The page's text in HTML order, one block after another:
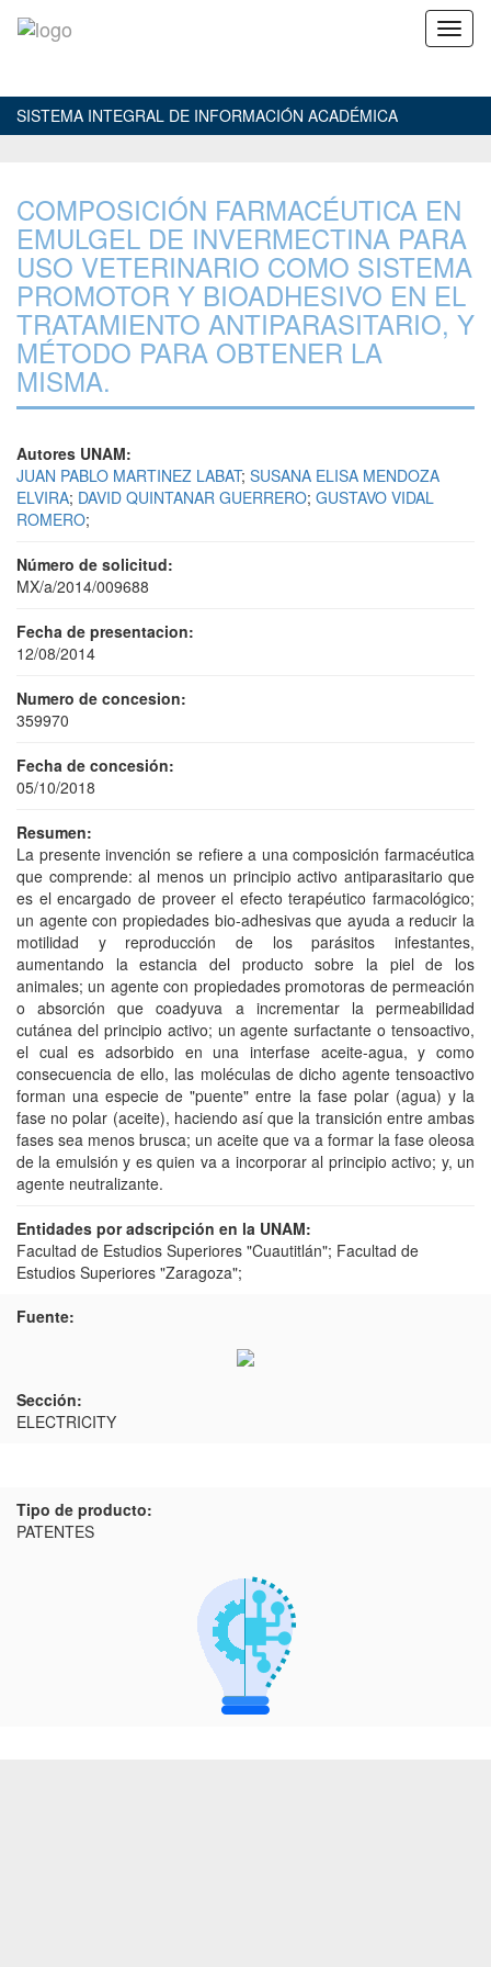
SISTEMA INTEGRAL DE INFORMACIÓN ACADÉMICA
COMPOSICIÓN FARMACÉUTICA EN
EMULGEL DE INVERMECTINA PARA
USO VETERINARIO COMO SISTEMA
PROMOTOR Y BIOADHESIVO EN EL
TRATAMIENTO ANTIPARASITARIO, Y
MÉTODO PARA OBTENER LA
MISMA.
Autores UNAM:
JUAN PABLO MARTINEZ LABAT; SUSANA ELISA MENDOZA
ELVIRA; DAVID QUINTANAR GUERRERO; GUSTAVO VIDAL
ROMERO;
Número de solicitud:
MX/a/2014/009688
Fecha de presentacion:
12/08/2014
Numero de concesion:
359970
Fecha de concesión:
05/10/2018
Resumen:
La presente invención se refiere a una composición farmacéutica
que comprende: al menos un principio activo antiparasitario que
es el encargado de proveer el efecto terapéutico farmacológico;
un agente con propiedades bio-adhesivas que ayuda a reducir la
motilidad y reproducción de los parásitos infestantes,
aumentando la estancia del producto sobre la piel de los
animales; un agente con propiedades promotoras de permeación
o absorción que coadyuva a incrementar la permeabilidad
cutánea del principio activo; un agente surfactante o tensoactivo,
el cual es adsorbido en una interfase aceite-agua, y como
consecuencia de ello, las moléculas de dicho agente tensoactivo
forman una especie de "puente" entre la fase polar (agua) y la
fase no polar (aceite), haciendo así que la transición entre ambas
fases sea menos brusca; un aceite que va a formar la fase oleosa
de la emulsión y es quien va a incorporar al principio activo; y, un
agente neutralizante.
Entidades por adscripción en la UNAM:
Facultad de Estudios Superiores "Cuautitlán"; Facultad de
Estudios Superiores "Zaragoza";
Fuente:
Sección:
ELECTRICITY
Tipo de producto:
PATENTES